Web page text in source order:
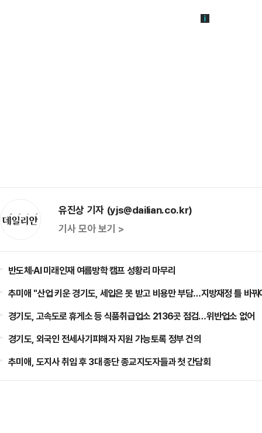
유진상 기자 (yjs@dailian.co.kr)
기사 모아 보기 >
반도체·AI 미래인재 여름방학 캠프 성황리 마무리
추미애 "산업 키운 경기도, 세입은 못 받고 비용만 부담…지방재정 틀 바
경기도, 고속도로 휴게소 등 식품취급업소 2136곳 점검…위반업소 없어
경기도, 외국인 전세사기피해자 지원 가능토록 정부 건의
추미애, 도지사 취임 후 3대 종단 종교지도자들과 첫 간담회